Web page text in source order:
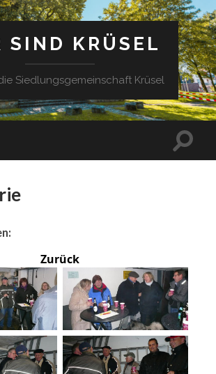
SIND KRÜSEL
Siedlungsgemeinschaft Krüsel
Zurück